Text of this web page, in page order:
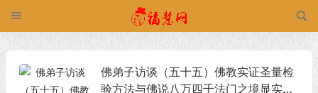
佛弟子访谈（五十五）佛教实证圣量检
验方法与佛说八万四千法门之境显实相